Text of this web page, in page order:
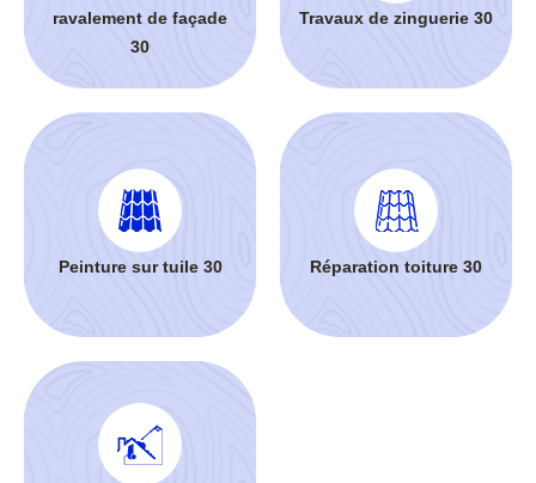
ravalement de façade
30
Travaux de zinguerie 30
Peinture sur tuile 30 Réparation toiture 30